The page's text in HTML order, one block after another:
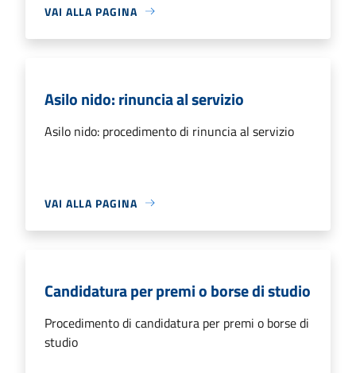
VAI ALLA PAGINA
Asilo nido: rinuncia al servizio
Asilo nido: procedimento di rinuncia al servizio
VAI ALLA PAGINA
Candidatura per premi o borse di studio
Procedimento di candidatura per premi o borse di
studio